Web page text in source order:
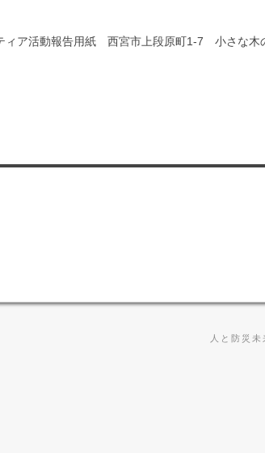
ィア活動報告用紙 西宮市上段原町1-7 小さな木
人と防災